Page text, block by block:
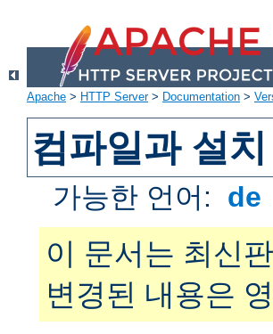
Apache > HTTP Server> Documentation >
컴파일과 설치
가능한 언어: de
이 문서는 최신
변경된 내용은